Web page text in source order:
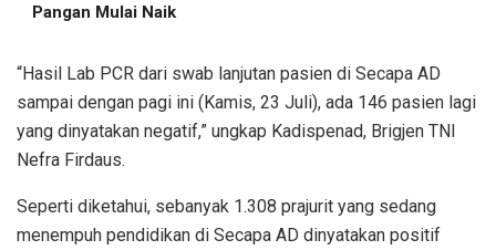
Pangan Mulai Naik
“Hasil Lab PCR dari swab lanjutan pasien di Secapa AD
sampai dengan pagi ini (Kamis, 23 Juli), ada 146 pasien lagi
yang dinyatakan negatif,” ungkap Kadispenad, Brigjen TNI
Nefra Firdaus.
Seperti diketahui, sebanyak 1.308 prajurit yang sedang
menempuh pendidikan di Secapa AD dinyatakan positif